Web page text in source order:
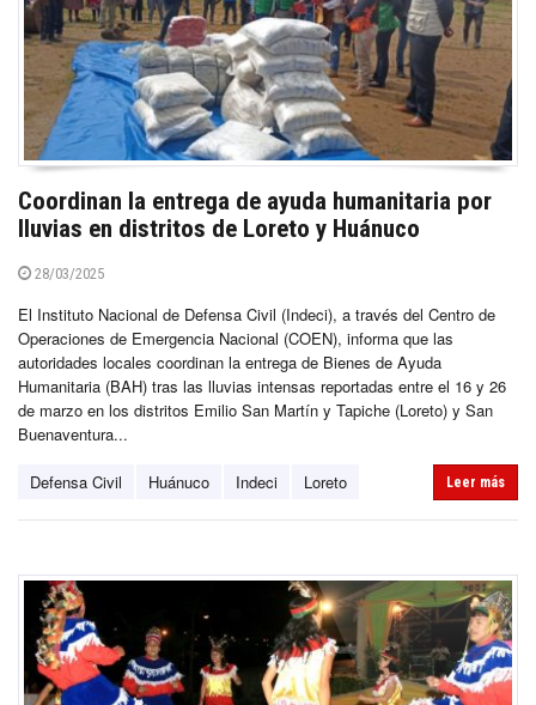
Coordinan la entrega de ayuda humanitaria por
lluvias en distritos de Loreto y Huánuco
28/03/2025
El Instituto Nacional de Defensa Civil (Indeci), a través del Centro de
Operaciones de Emergencia Nacional (COEN), informa que las
autoridades locales coordinan la entrega de Bienes de Ayuda
Humanitaria (BAH) tras las lluvias intensas reportadas entre el 16 y 26
de marzo en los distritos Emilio San Martín y Tapiche (Loreto) y San
Buenaventura...
Defensa Civil Huánuco Indeci Loreto Leer más